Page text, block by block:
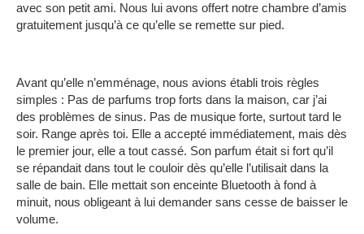
avec son petit ami. Nous lui avons offert notre chambre d’amis
gratuitement jusqu’à ce qu’elle se remette sur pied.
Avant qu’elle n’emménage, nous avions établi trois règles
simples : Pas de parfums trop forts dans la maison, car j’ai
des problèmes de sinus. Pas de musique forte, surtout tard le
soir. Range après toi. Elle a accepté immédiatement, mais dès
le premier jour, elle a tout cassé. Son parfum était si fort qu’il
se répandait dans tout le couloir dès qu’elle l’utilisait dans la
salle de bain. Elle mettait son enceinte Bluetooth à fond à
minuit, nous obligeant à lui demander sans cesse de baisser le
volume.